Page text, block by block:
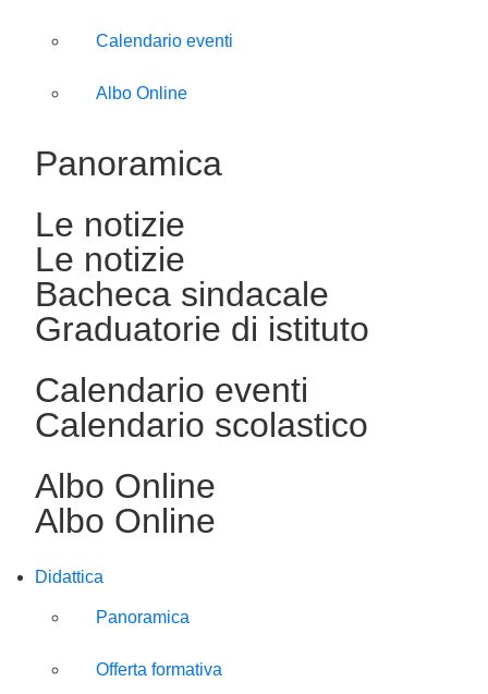
Calendario eventi
Albo Online
Panoramica
Le notizie
Le notizie
Bacheca sindacale
Graduatorie di istituto
Calendario eventi
Calendario scolastico
Albo Online
Albo Online
Didattica
Panoramica
Offerta formativa